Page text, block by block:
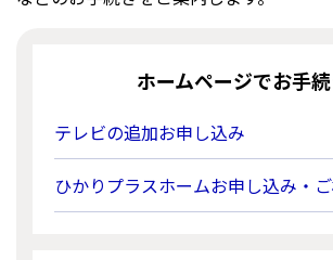
ホームページでお手
テレビの追加お申し込み
ひかりプラスホームお申し込み・